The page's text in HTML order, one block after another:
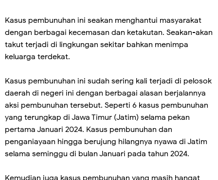
Kasus pembunuhan ini seakan menghantui masyarakat
dengan berbagai kecemasan dan ketakutan. Seakan-akan
takut terjadi di lingkungan sekitar bahkan menimpa
keluarga terdekat.
Kasus pembunuhan ini sudah sering kali terjadi di pelosok
daerah di negeri ini dengan berbagai alasan berjalannya
aksi pembunuhan tersebut. Seperti 6 kasus pembunuhan
yang terungkap di Jawa Timur (Jatim) selama pekan
pertama Januari 2024. Kasus pembunuhan dan
penganiayaan hingga berujung hilangnya nyawa di Jatim
selama seminggu di bulan Januari pada tahun 2024.